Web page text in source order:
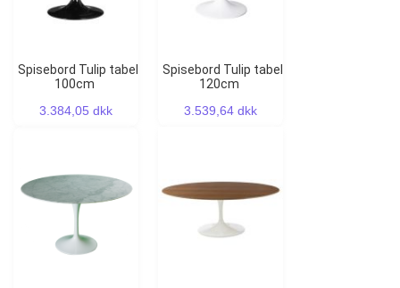
Spisebord Tulip tabel
100cm
3.384,05 dkk
Spisebord Tulip tabel
120cm
3.539,64 dkk